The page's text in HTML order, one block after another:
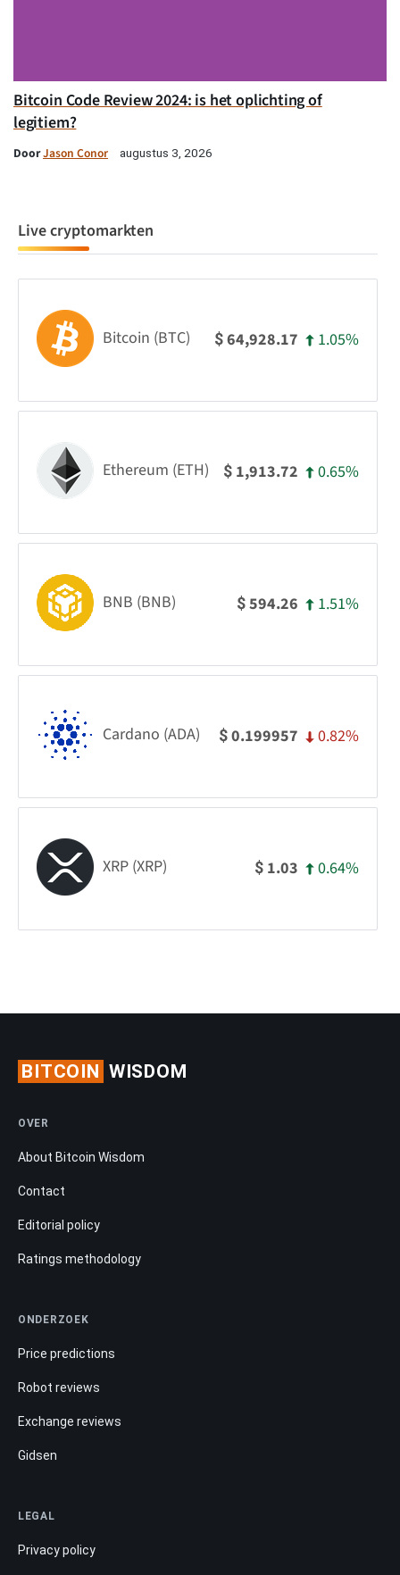
Bitcoin Code Review 2024: is het oplichting of
legitiem?
DoorJason Conor augustus 3, 2026
Live cryptomarkten
Bitcoin (BTC) $64,928.17 1.05%
Ethereum (ETH) $ 1,913.72 0.65%
BNB (BNB) $594.26 1.51%
Cardano (ADA) $0.199957 0.82%
XRP (XRP) $ 1.03 0.64%
BITCOIN WISDOM
OVER
About Bitcoin Wisdom
Contact
Editorial policy
Ratings methodology
ONDERZOEK
Price predictions
Robot reviews
Exchange reviews
Gidsen
LEGAL
Privacy policy